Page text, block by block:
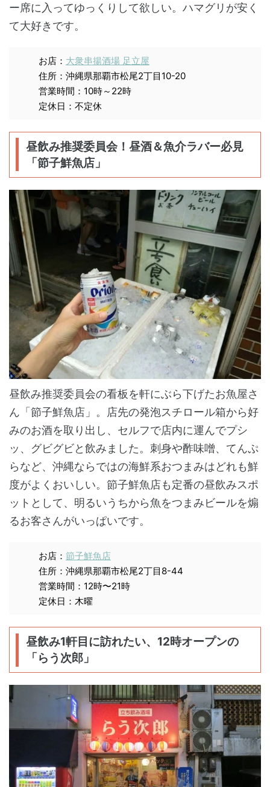
ー席に入ってゆっくりして欲しい。ハマグリが安く
て大好きです。
お店： 大衆串揚酒場 足立屋
住所：沖縄県那覇市松尾2丁目10-20
営業時間：10時～22時
定休日：不定休
昼飲み推奨委員会！昼酒＆魚介ラバー必見
「節子鮮魚店」
昼飲み推奨委員会の看板を軒にぶら下げたお魚屋さ
ん「節子鮮魚店」。店先の発泡スチロール箱から好
みのお酒を取り出し、セルフで店内に運んでプシ
ッ、グビグビと飲みました。刺身や酢味噌、てんぷ
らなど、沖縄ならではの海鮮系おつまみはどれも鮮
度がよくおいしい。節子鮮魚店も定番の昼飲みスポ
ットとして、明るいうちから魚をつまみビールを煽
るお客さんがいっぱいです。
お店： 節子鮮魚店
住所：沖縄県那覇市松尾2丁目8-44
営業時間：12時〜21時
定休日：木曜
昼飲み1軒目に訪れたい、12時オープンの
「らう次郎」